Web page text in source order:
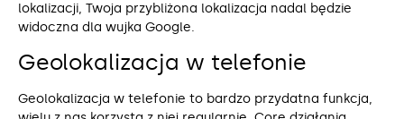
lokalizacji, Twoja przybliżona lokalizacja nadal będzie
widoczna dla wujka Google.
Geolokalizacja w telefonie
Geolokalizacja w telefonie to bardzo przydatna funkcja,